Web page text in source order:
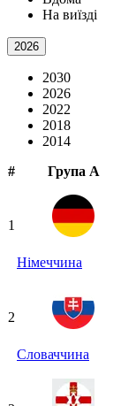
На виїзді
2026
2030
2026
2022
2018
2014
#
Група А
1
Німеччина
2
Словаччина